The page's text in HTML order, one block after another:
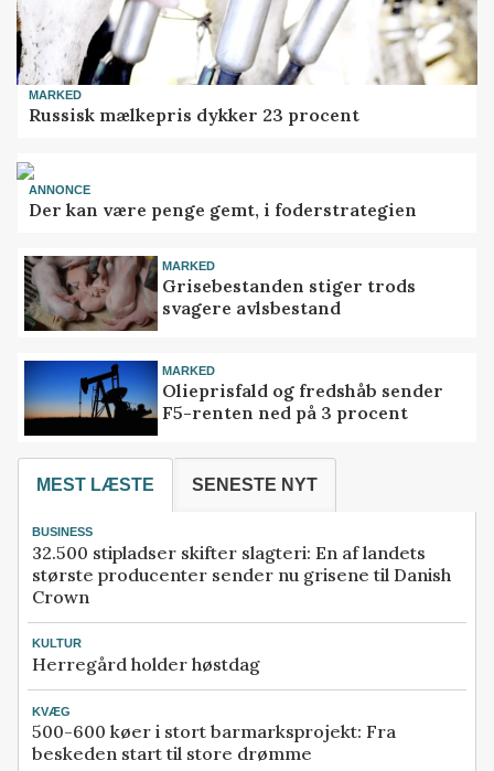
MARKED
Russisk mælkepris dykker 23 procent
ANNONCE
Der kan være penge gemt, i foderstrategien
MARKED
Grisebestanden stiger trods
svagere avlsbestand
MARKED
Olieprisfald og fredshåb sender
F5-renten ned på 3 procent
MEST LÆSTE SENESTE NYT
BUSINESS
32.500 stipladser skifter slagteri: En af landets
største producenter sender nu grisene til Danish
Crown
KULTUR
Herregård holder høstdag
KVÆG
500-600 køer i stort barmarksprojekt: Fra
beskeden start til store drømme